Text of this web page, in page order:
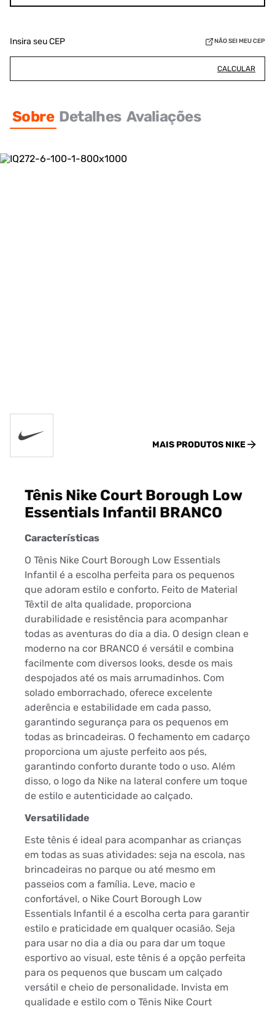
Insira seu CEP NÃO SEI MEU CEP
CALCULAR
Sobre Detalhes Avaliações
MAIS PRODUTOS NIKE
Tênis Nike Court Borough Low
Essentials Infantil BRANCO
Características
O Tênis Nike Court Borough Low Essentials
Infantil é a escolha perfeita para os pequenos
que adoram estilo e conforto. Feito de Material
Têxtil de alta qualidade, proporciona
durabilidade e resistência para acompanhar
todas as aventuras do dia a dia. O design clean e
moderno na cor BRANCO é versátil e combina
facilmente com diversos looks, desde os mais
despojados até os mais arrumadinhos. Com
solado emborrachado, oferece excelente
aderência e estabilidade em cada passo,
garantindo segurança para os pequenos em
todas as brincadeiras. O fechamento em cadarço
proporciona um ajuste perfeito aos pés,
garantindo conforto durante todo o uso. Além
disso, o logo da Nike na lateral confere um toque
de estilo e autenticidade ao calçado.
Versatilidade
Este tênis é ideal para acompanhar as crianças
em todas as suas atividades: seja na escola, nas
brincadeiras no parque ou até mesmo em
passeios com a família. Leve, macio e
confortável, o Nike Court Borough Low
Essentials Infantil é a escolha certa para garantir
estilo e praticidade em qualquer ocasião. Seja
para usar no dia a dia ou para dar um toque
esportivo ao visual, este tênis é a opção perfeita
para os pequenos que buscam um calçado
versátil e cheio de personalidade. Invista em
qualidade e estilo com o Tênis Nike Court